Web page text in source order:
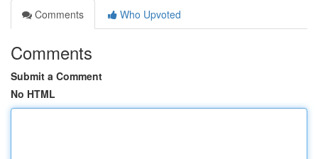
Comments
Who Upvoted
Comments
Submit a Comment
No HTML